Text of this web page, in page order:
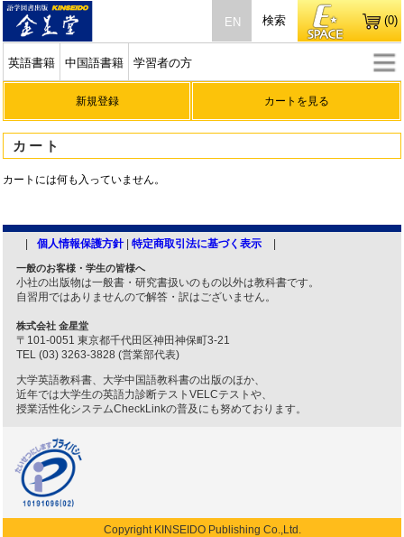
EN
英語書籍 中国語書籍 学習者の方
検索 (0)
新規登録 カートを見る
カート
カートには何も入っていません。
個人情報保護方針| 特定商取引法に基づく表示
一般のお客様・学生の皆様へ
小社の出版物は一般書・研究書扱いのもの以外は教科書です。
自習用ではありませんので解答・訳はございません。
株式会社 金星堂
〒101-0051 東京都千代田区神田神保町3-21
TEL (03) 3263-3828 (営業部代表)
大学英語教科書、大学中国語教科書の出版のほか、
近年では大学生の英語力診断テストVELCテストや、
授業活性化システムCheckLinkの普及にも努めております。
Copyright KINSEIDO Publishing Co.,Ltd.